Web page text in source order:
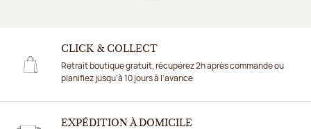
CLICK & COLLECT
Retrait boutique gratuit, récupérez 2h après commande ou
planifiez jusqu'à 10 jours à l'avance
EXPÉDITION À DOMICILE